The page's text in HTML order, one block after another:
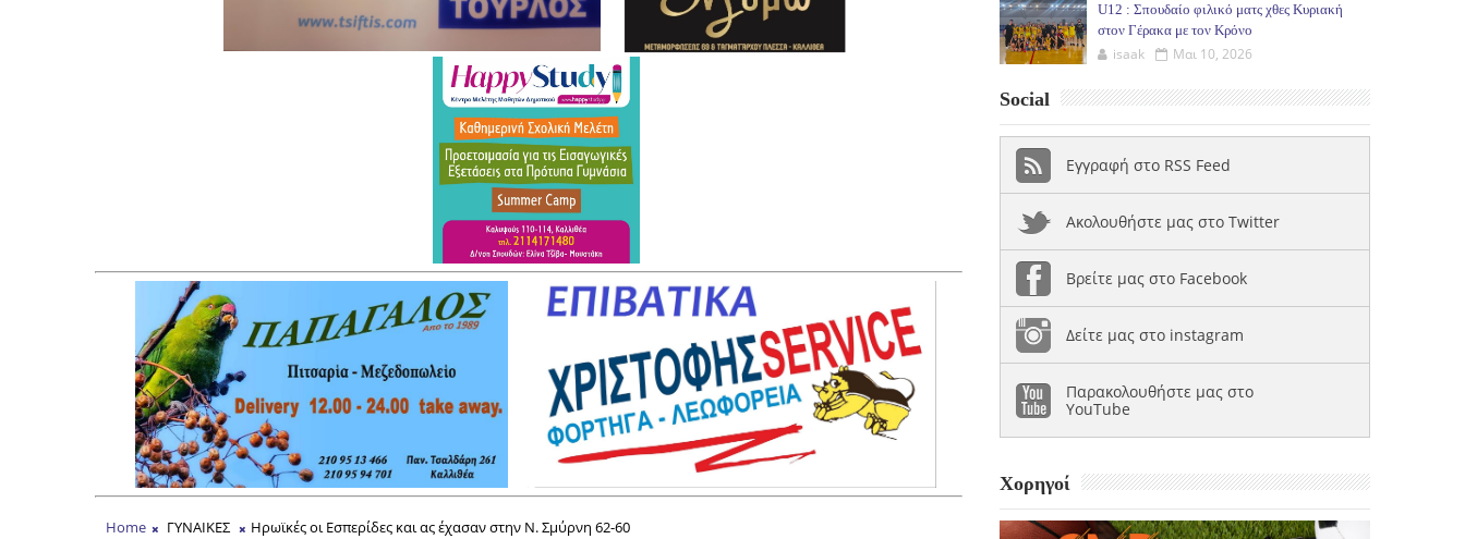
Home ΓΥΝΑΙΚΕΣ Ηρωϊκές οι Εσπερίδες και ας έχασαν στην Ν. Σμύρνη 62-60
U12 : Σπουδαίο φιλικό ματς χθες Κυριακή
στον Γέρακα με τον Κρόνο
isaak Μαι 10, 2026
Social
Εγγραφή στο RSS Feed
Ακολουθήστε μας στο Twitter
Βρείτε μας στο Facebook
Δείτε μας στο instagram
Παρακολουθήστε μας στο
YouTube
Χορηγοί